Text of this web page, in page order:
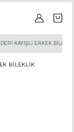
DERİ KAYIŞLI ERKEK